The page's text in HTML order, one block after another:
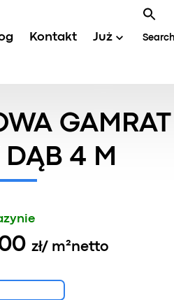
Kontakt Już
4 M
zł/ m²netto